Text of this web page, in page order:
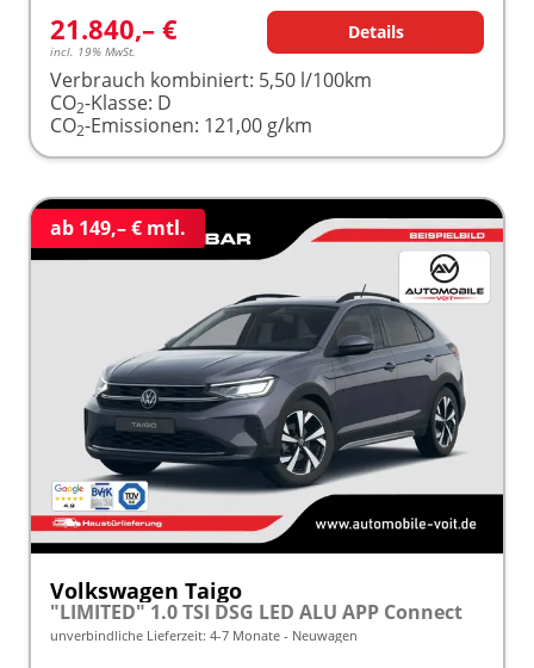
21.840,– €
incl. 19% MwSt.
Details
Verbrauch kombiniert: 5,50 l/100km
CO2-Klasse: D
CO2-Emissionen: 121,00 g/km
ab 149,– € mtl.
Volkswagen Taigo
"LIMITED" 1.0 TSI DSG LED ALU APP Connect
unverbindliche Lieferzeit: 4-7 Monate Neuwagen